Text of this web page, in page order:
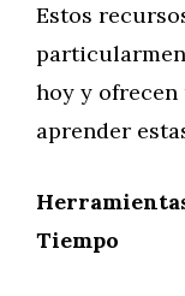
Estos
hoy y
aprender
Tiempo